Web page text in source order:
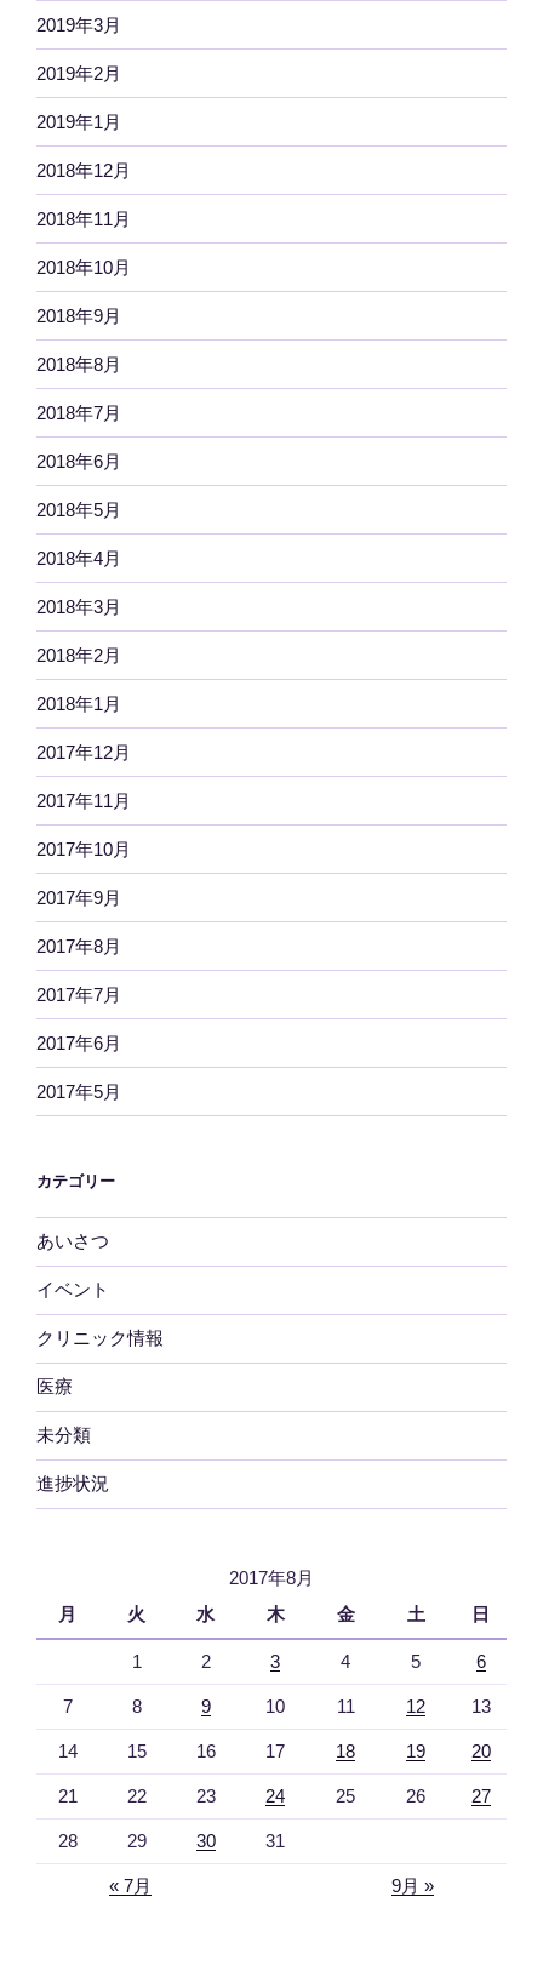
2019年3月
2019年2月
2019年1月
2018年12月
2018年11月
2018年10月
2018年9月
2018年8月
2018年7月
2018年6月
2018年5月
2018年4月
2018年3月
2018年2月
2018年1月
2017年12月
2017年11月
2017年10月
2017年9月
2017年8月
2017年7月
2017年6月
2017年5月
カテゴリー
あいさつ
イベント
クリニック情報
医療
未分類
進捗状況
2017年8月
月
火 水 木 金 土 日
1 2 3 4 5 6
7 8 9 10 11 12 13
14 15 16 17 18 19 20
21 22 23 24 25 26 27
28 29 30 31
« 7月 9月 »